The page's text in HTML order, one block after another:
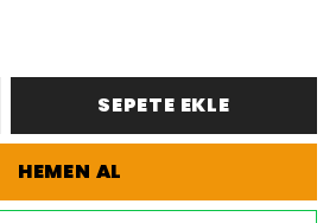
SEPETE EKLE
HEMEN AL